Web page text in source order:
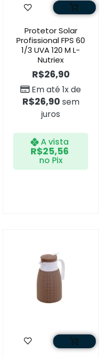
Protetor Solar
Profissional FPS 60
1/3 UVA 120 M L-
Nutriex
R$26,90
Em até 1x de
R$26,90 sem
juros
A vista
R$25,56
no Pix